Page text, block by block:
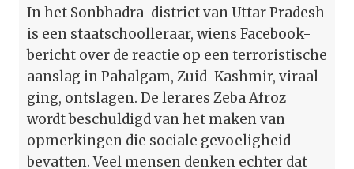
In het Sonbhadra-district van Uttar Pradesh
is een staatschoolleraar, wiens Facebook-
bericht over de reactie op een terroristische
aanslag in Pahalgam, Zuid-Kashmir, viraal
ging, ontslagen. De lerares Zeba Afroz
wordt beschuldigd van het maken van
opmerkingen die sociale gevoeligheid
bevatten. Veel mensen denken echter dat